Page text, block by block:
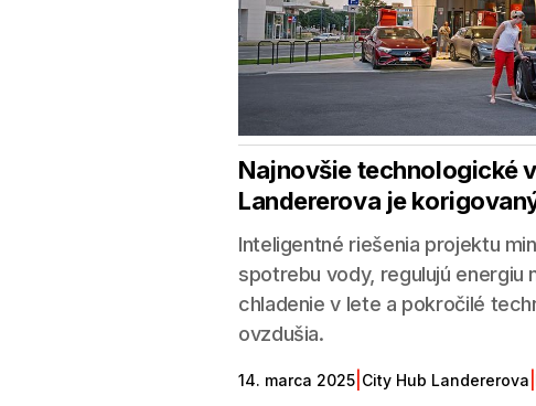
Najnovšie technologické
Landererova je
Inteligentné riešenia projektu
spotrebu vody, regulujú energiu
chladenie v lete a pokročilé
ovzdušia.
14. marca 2025 City Hub Landererova